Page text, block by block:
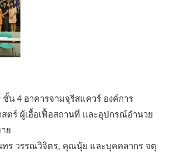
น 4 อาคารจามจุรีสแควร์ องค์การ
ร์ ผู้เอื้อเฟื้อสถานที่ และอุปกรณ์อำนวย
ย
ร วรรณวิจิตร, คุณนุ้ย และบุคคลากร จตุ